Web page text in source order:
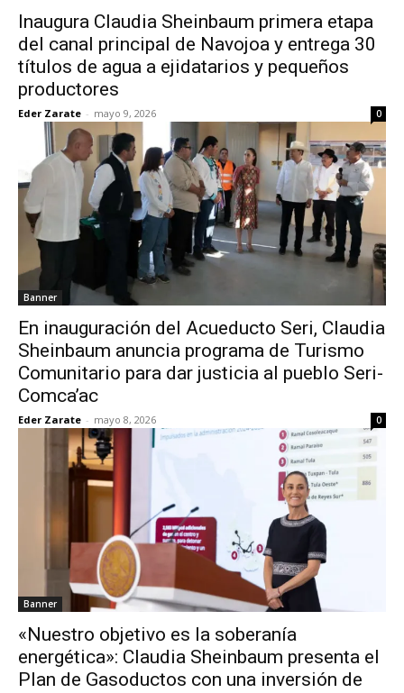
Inaugura Claudia Sheinbaum primera etapa
del canal principal de Navojoa y entrega 30
títulos de agua a ejidatarios y pequeños
productores
Eder Zarate - mayo 9, 2026 0
Banner
En inauguración del Acueducto Seri, Claudia
Sheinbaum anuncia programa de Turismo
Comunitario para dar justicia al pueblo Seri-
Comca’ac
Eder Zarate - mayo 8, 2026 0
Banner
«Nuestro objetivo es la soberanía
energética»: Claudia Sheinbaum presenta el
Plan de Gasoductos con una inversión de